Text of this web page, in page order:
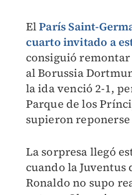
ElParís Saint-
cuarto invitado a
consiguió
al Borussia
la ida venció 2-1,
Parque de los
supieron reponerse
La sorpresa llegó
cuando la Juventus
Ronaldo no supo